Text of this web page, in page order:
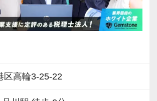
や意図を汲み、親身に考えながら
ションを取れる方
の声】
らの税理士は、単なる税法知識
論理的思考力、コミュニケーシ
性、協働性を兼ね備えなければ
人ひとりに責任や裁量権を大きく
さまざまですが、共通しているの
急成⻑中の企業が多いというこ
で、取り上げられる企業も少な
の現場で、経営者と二人三脚しつ
区高輪3-25-22